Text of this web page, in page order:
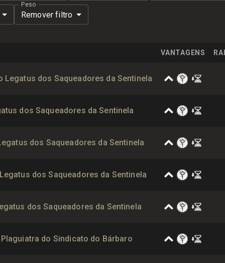
Peso
Remover filtro
VANTAGENS
Legatus dos Saqueadores da Sentinela
dos Saqueadores da Sentinela
dos Saqueadores da Sentinela
dos Saqueadores da Sentinela
dos Saqueadores da Sentinela
do Sindicato do Bárbaro